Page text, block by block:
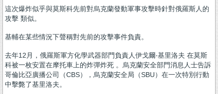
這次爆炸似乎與莫斯科先前對烏克蘭發動軍事攻擊時針對俄羅斯人的
攻擊 類似。
基輔在某些情況下聲稱對先前的攻擊事件負責。
去年12月，俄羅斯軍方化學武器部門負責人伊戈爾‧基里洛夫 在莫斯
科被一枚安置在摩托車上的炸彈炸死 。烏克蘭安全部門消息人士告訴
哥倫比亞廣播公司（CBS），烏克蘭安全局（SBU）在一次特別行動
中擊斃了基里洛夫。